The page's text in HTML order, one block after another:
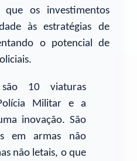
os investimentos
às estratégias de
o potencial de
10 viaturas
Militar e a
inovação. São
em armas não
não letais, o que